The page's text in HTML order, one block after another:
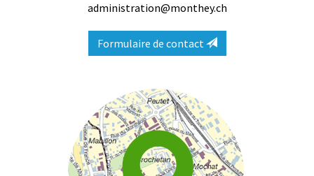
administration@monthey.ch
Formulaire de contact